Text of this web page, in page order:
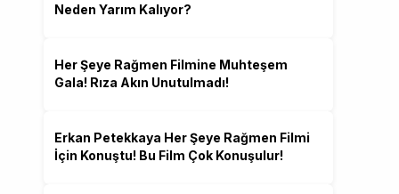
Neden Yarım Kalıyor?
Her Şeye Rağmen Filmine Muhteşem
Gala! Rıza Akın Unutulmadı!
Erkan Petekkaya Her Şeye Rağmen Filmi
İçin Konuştu! Bu Film Çok Konuşulur!